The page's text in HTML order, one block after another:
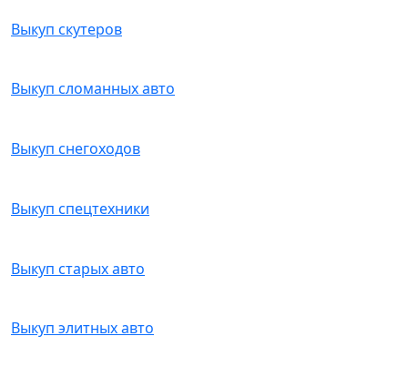
Выкуп скутеров
Выкуп сломанных авто
Выкуп снегоходов
Выкуп спецтехники
Выкуп старых авто
Выкуп элитных авто